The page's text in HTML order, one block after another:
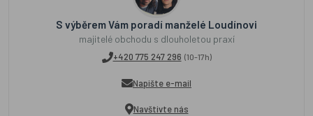
S výběrem Vám poradí manželé Loudínovi
majitelé obchodu s dlouholetou praxí
+420 775 247 296 (10-17h)
Napište e-mail
Navštivte nás